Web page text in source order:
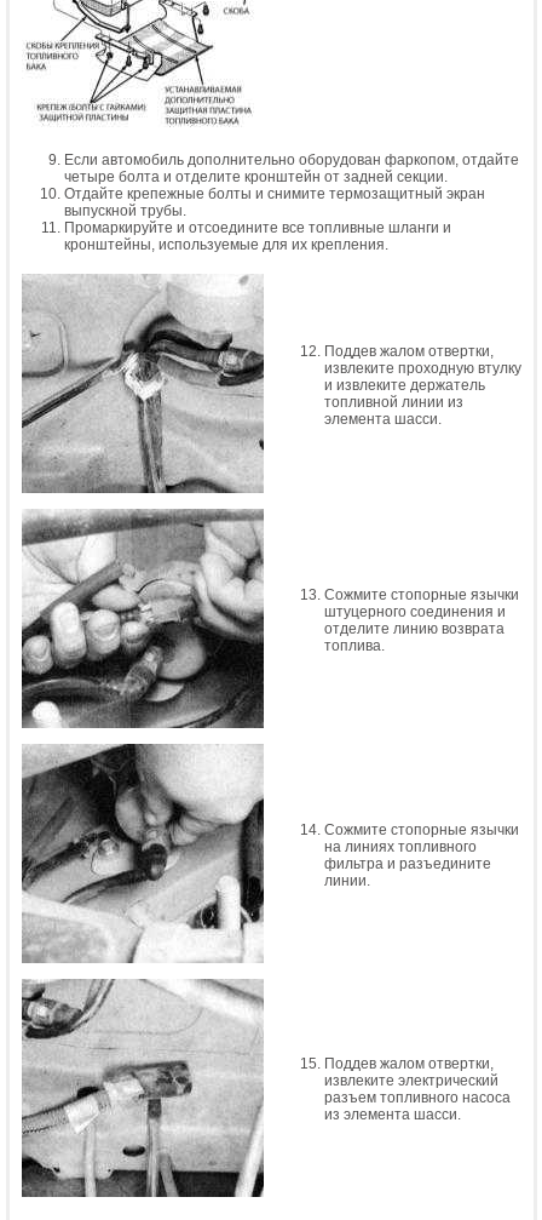
Если автомобиль дополнительно оборудован фаркопом, отдайте
четыре болта и отделите кронштейн от задней секции.
Отдайте крепежные болты и снимите термозащитный экран
выпускной трубы.
Промаркируйте и отсоедините все топливные шланги и
кронштейны, используемые для их крепления.
Поддев жалом отвертки,
извлеките проходную втулку
и извлеките держатель
топливной линии из
элемента шасси.
Сожмите стопорные язычки
штуцерного соединения и
отделите линию возврата
топлива.
Сожмите стопорные язычки
на линиях топливного
фильтра и разъедините
линии.
Поддев жалом отвертки,
извлеките электрический
разъем топливного насоса
из элемента шасси.